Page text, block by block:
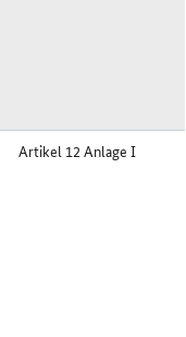
Artikel 12 Anlage I